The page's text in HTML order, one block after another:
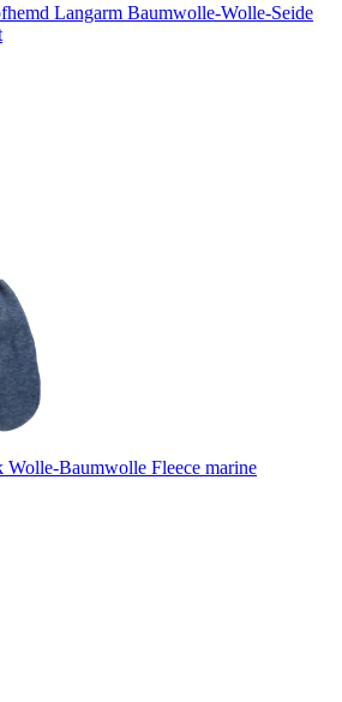
Langarm Baumwolle-Wolle-Seide
Wolle-Baumwolle Fleece marine